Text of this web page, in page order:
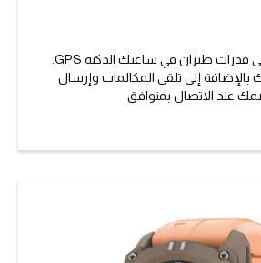
بالإضافة إلى تلقي المكالمات وإرسال
عند الاتصال بمتوافق